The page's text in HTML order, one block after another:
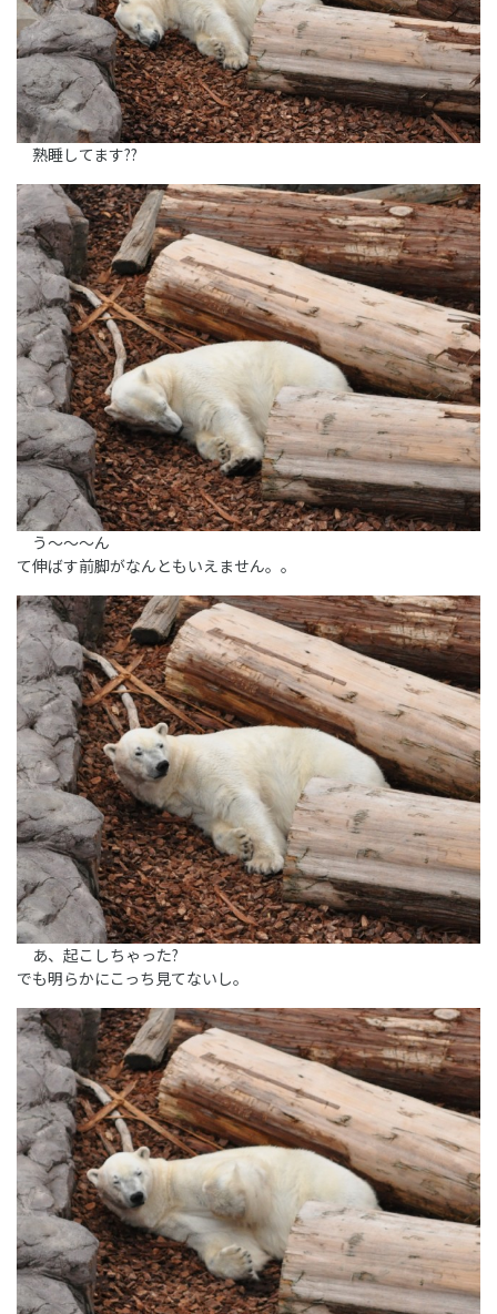
熟睡してます??
う～～～ん
て伸ばす前脚がなんともいえません。。
あ、起こしちゃった?
でも明らかにこっち見てないし。